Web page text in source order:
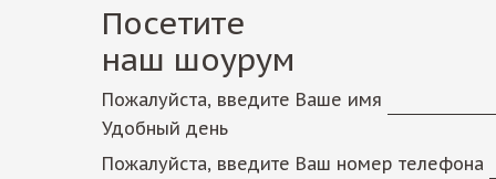
Посетите
наш шоурум
Пожалуйста, введите Ваше имя
Удобный день
Пожалуйста, введите Ваш номер телефона